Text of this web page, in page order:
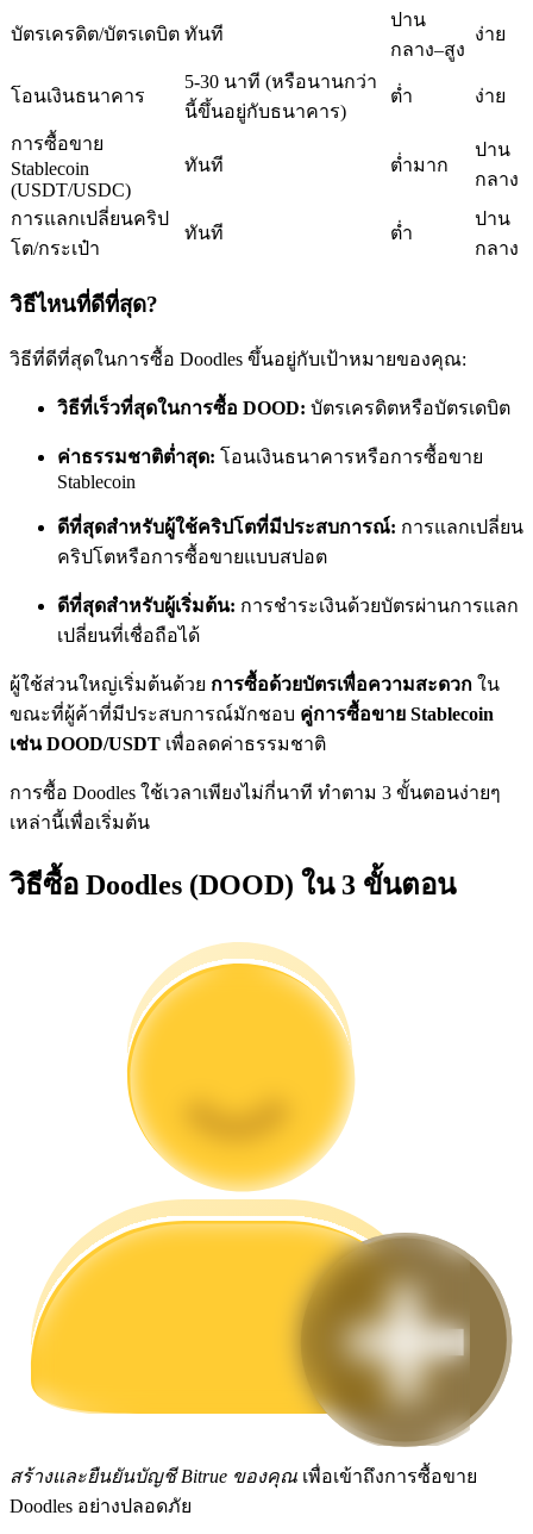
เป็นเทรดเดอร์คัดลอก
เพลิดเพลินกับการแบ่งปันผลกำไรและค่าคอมมิชชั่นการคัด
ลอกการซื้อขาย
ข้อมูล
การวิเคราะห์ข้อมูลขนาดใหญ่ รวมถึงข้อมูลการค้า ฯลฯ
แนะนำ
กลยุทธ์การซื้อขาย
เรียนรู้วิธีการรักษาผลกำไร
ได้รับ
บัตรเครดิต/บัตรเดบิต ทันที
ปาน
กลาง–สูง
ง่าย
โอนเงินธนาคาร
5-30 นาที (หรือนานกว่า
นี้ขึ้นอยู่กับธนาคาร)
ต่ำ ง่าย
การซื้อขาย
Stablecoin
(USDT/USDC)
ทันที ต่ำมาก
ปาน
กลาง
การแลกเปลี่ยนคริป
โต/กระเป๋า
ทันที ต่ำ
ปาน
กลาง
วิธีไหนที่ดีที่สุด?
วิธีที่ดีที่สุดในการซื้อ Doodles ขึ้นอยู่กับเป้าหมายของคุณ:
วิธีที่เร็วที่สุดในการซื้อ DOOD: บัตรเครดิตหรือบัตรเดบิต
ค่าธรรมชาติต่ำสุด: โอนเงินธนาคารหรือการซื้อขาย
Stablecoin
ดีที่สุดสำหรับผู้ใช้คริปโตที่มีประสบการณ์: การแลกเปลี่ยน
คริปโตหรือการซื้อขายแบบสปอต
ดีที่สุดสำหรับผู้เริ่มต้น: การชำระเงินด้วยบัตรผ่านการแลก
เปลี่ยนที่เชื่อถือได้
ผู้ใช้ส่วนใหญ่เริ่มต้นด้วย การซื้อด้วยบัตรเพื่อความสะดวก ใน
ขณะที่ผู้ค้าที่มีประสบการณ์มักชอบ คู่การซื้อขาย Stablecoin
เช่น DOOD/USDT เพื่อลดค่าธรรมชาติ
การซื้อ Doodles ใช้เวลาเพียงไม่กี่นาที ทำตาม 3 ขั้นตอนง่ายๆ
เหล่านี้เพื่อเริ่มต้น
วิธีซื้อ Doodles (DOOD) ใน 3 ขั้นตอน
สร้างและยืนยันบัญชี Bitrue ของคุณ เพื่อเข้าถึงการซื้อขาย
Doodles อย่างปลอดภัย